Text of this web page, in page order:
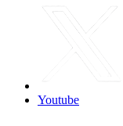
Youtube